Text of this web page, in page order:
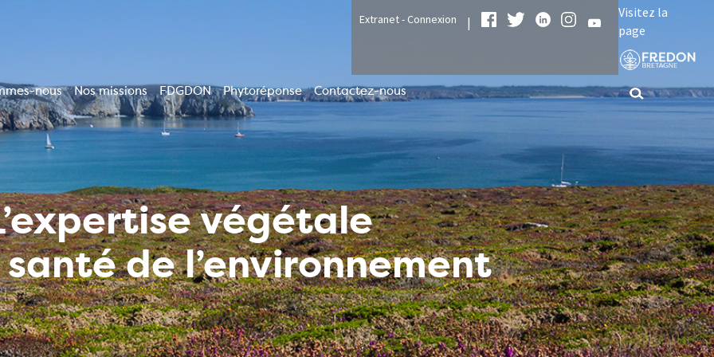
Extranet - Connexion |
Visitez la
page
nous Nos missions FDGDON Phytoréponse Contactez-nous
végétale
de l’environnement